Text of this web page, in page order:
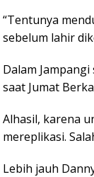
“Tentunya
sebelum lahir
Dalam
saat Jumat
Alhasil, karena
mereplikasi.
Lebih jauh